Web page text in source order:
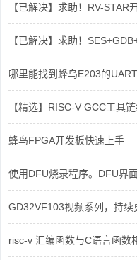
【已解决】求助！RV-
【已解决】求助！
哪里能找到蜂鸟E203的
【精选】RISC-V GCC工具
蜂鸟FPGA开发板快速上手
使用DFU烧录程序。DFU界
GD32VF103视频系列，持续
risc-v 汇编函数与C语言函数